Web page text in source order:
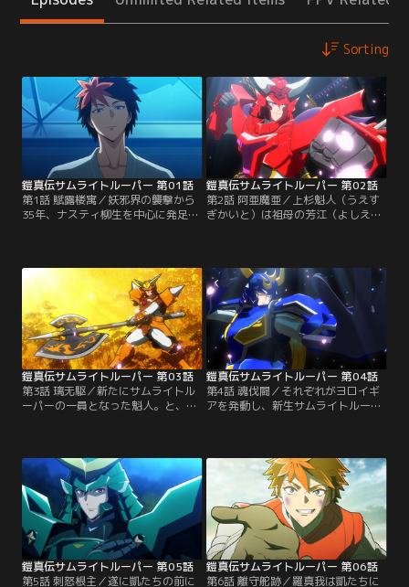
Sorting
鎧真伝サムライトルーパー 第01話
第1話 賦露楼寓／妖邪界の襲撃から
35年、ナスティ柳生を中心に発足し
していた。再び妖邪界が侵攻してく
るかもしれないその日に備え
て……。そしてついにその日がやっ
てきた。突如妖邪界と人間界を繋ぐ
門が現れ、妖邪による人間界への侵
攻が始まる。【提供：バンダイチャ
ンネル】
鎧真伝サムライトルーパー 第02話
第2話 阿亜魔亜／上杉魁人（うえす
ぎかいと）は祖母の芳江（よしえ）
い死者たちが“カイライ”となり魁人
に襲いかかってきた。他の生存者を
守るためアンダーギアになって戦お
うとするも、人間だったカイライた
ちを前に攻撃を躊躇ってしまう。
【提供：バンダイチャンネル】
鎧真伝サムライトルーパー 第03話
第3話 璃无駆／新たにサムライトル
ーパーの一員となった魁人。と、勝
の特訓を開始する。しかし熱意十分
で参加した大和はアンダーギアにす
らなることができない。そんな歯が
ゆい状況で十勇士のサイゾウとカマ
ノスケが攻めてくる。【提供：バン
ダイチャンネル】
鎧真伝サムライトルーパー 第04話
第4話 魂伐闘／それぞれがヨロイギ
アを発動し、新生サムライトルーパ
「妖邪もトルーパーも俺が無双して
やるよ」と言い切り、独自に開発し
たパワードスーツを纏う青年は敵か
味方か。そんな中で龍成が原因不明
の毒により倒れてしまう。【提供：
バンダイチャンネル】
鎧真伝サムライトルーパー 第05話
第5話 刺怒根主／遂に凱たちの前に
鎧真伝サムライトルーパー 第06話
第6話 離守舵跡／羅真我は凱たちに